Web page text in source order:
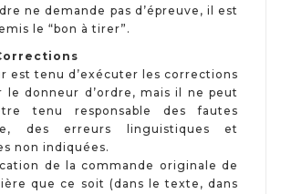
ne demande pas d’épreuve, il est
le “bon à tirer”.
est tenu d’exécuter les corrections
le donneur d’ordre, mais il ne peut
tenu responsable des fautes
des erreurs linguistiques et
non indiquées.
de la commande originale de
que ce soit (dans le texte, dans